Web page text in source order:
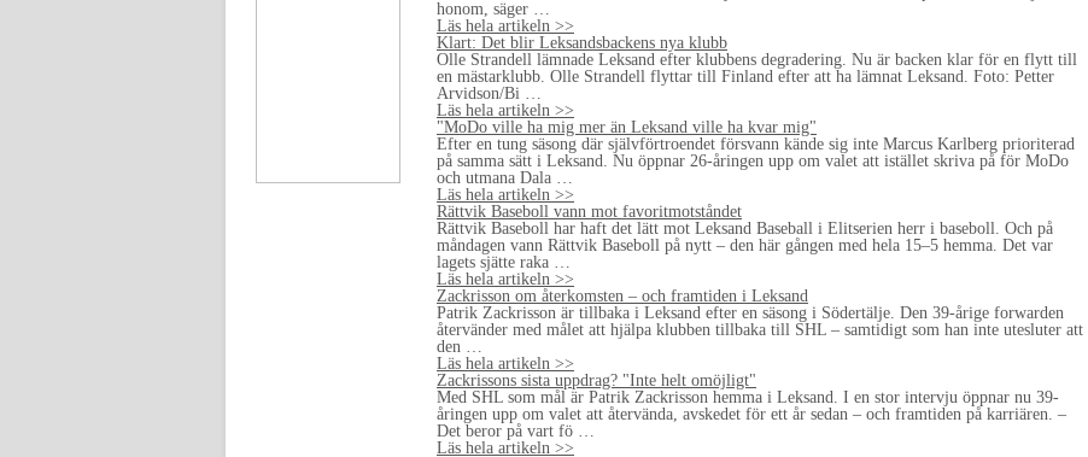
honom, säger …
Läs hela artikeln >>
Klart: Det blir Leksandsbackens nya klubb
Olle Strandell lämnade Leksand efter klubbens degradering. Nu är backen klar för en flytt till
en mästarklubb. Olle Strandell flyttar till Finland efter att ha lämnat Leksand. Foto: Petter
Arvidson/Bi …
Läs hela artikeln >>
"MoDo ville ha mig mer än Leksand ville ha kvar mig"
Efter en tung säsong där självförtroendet försvann kände sig inte Marcus Karlberg prioriterad
på samma sätt i Leksand. Nu öppnar 26-åringen upp om valet att istället skriva på för MoDo
och utmana Dala …
Läs hela artikeln >>
Rättvik Baseboll vann mot favoritmotståndet
Rättvik Baseboll har haft det lätt mot Leksand Baseball i Elitserien herr i baseboll. Och på
måndagen vann Rättvik Baseboll på nytt – den här gången med hela 15–5 hemma. Det var
lagets sjätte raka …
Läs hela artikeln >>
Zackrisson om återkomsten – och framtiden i Leksand
Patrik Zackrisson är tillbaka i Leksand efter en säsong i Södertälje. Den 39-årige forwarden
återvänder med målet att hjälpa klubben tillbaka till SHL – samtidigt som han inte utesluter att
den …
Läs hela artikeln >>
Zackrissons sista uppdrag? "Inte helt omöjligt"
Med SHL som mål är Patrik Zackrisson hemma i Leksand. I en stor intervju öppnar nu 39-
åringen upp om valet att återvända, avskedet för ett år sedan – och framtiden på karriären. –
Det beror på vart fö …
Läs hela artikeln >>